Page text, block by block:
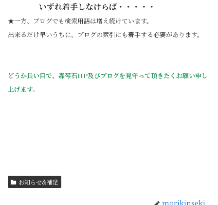
いずれ着手しなけらば・・・・・
★一方、ブログでも検索用語は増え続けています。
出来るだけ早いうちに、ブログの索引にも着手する必要があります。
どうか長い目で、森琴石HP及びブログを見守って頂きたくお願い申し
上げます。
お知らせ&補足
morikinseki